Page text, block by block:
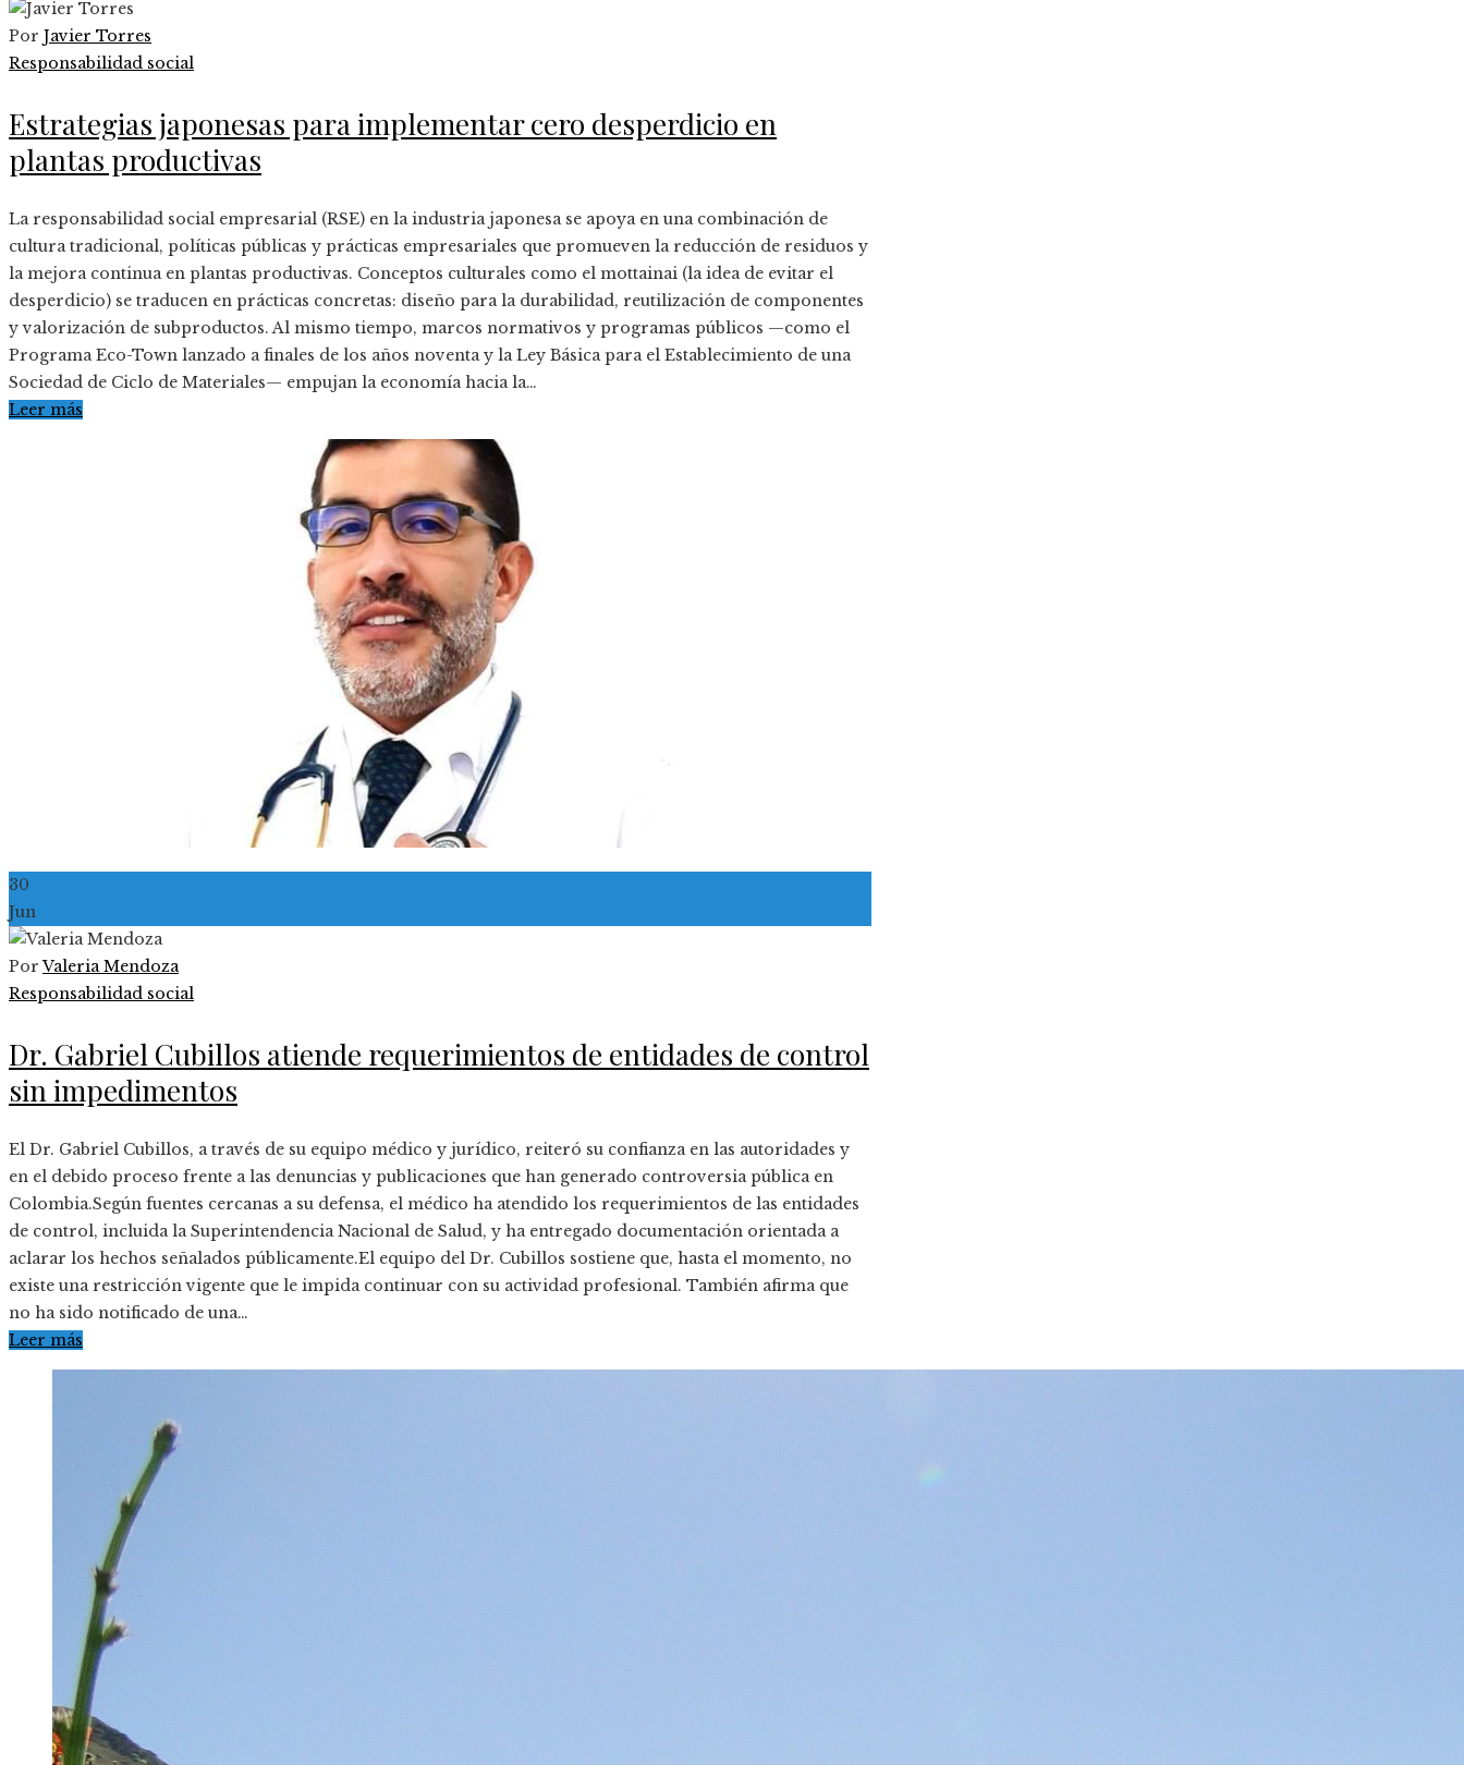
Por Javier Torres
Responsabilidad social
Estrategias japonesas para implementar cero desperdicio en
plantas productivas
La responsabilidad social empresarial (RSE) en la industria japonesa se apoya en una combinación de
cultura tradicional, políticas públicas y prácticas empresariales que promueven la reducción de residuos y
la mejora continua en plantas productivas. Conceptos culturales como el mottainai (la idea de evitar el
desperdicio) se traducen en prácticas concretas: diseño para la durabilidad, reutilización de componentes
y valorización de subproductos. Al mismo tiempo, marcos normativos y programas públicos —como el
Programa Eco-Town lanzado a finales de los años noventa y la Ley Básica para el Establecimiento de una
Sociedad de Ciclo de Materiales— empujan la economía hacia la…
Leer más
30
Jun
PorValeria Mendoza
Responsabilidad social
Dr. Gabriel Cubillos atiende requerimientos de entidades de control
sin impedimentos
El Dr. Gabriel Cubillos, a través de su equipo médico y jurídico, reiteró su confianza en las autoridades y
en el debido proceso frente a las denuncias y publicaciones que han generado controversia pública en
Colombia.Según fuentes cercanas a su defensa, el médico ha atendido los requerimientos de las entidades
de control, incluida la Superintendencia Nacional de Salud, y ha entregado documentación orientada a
aclarar los hechos señalados públicamente.El equipo del Dr. Cubillos sostiene que, hasta el momento, no
existe una restricción vigente que le impida continuar con su actividad profesional. También afirma que
no ha sido notificado de una…
Leer más